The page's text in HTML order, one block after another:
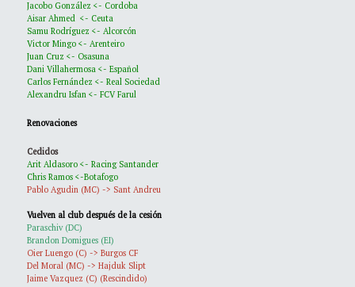
Jacobo González <- Cordoba
Aisar Ahmed <- Ceuta
Samu Rodríguez <- Alcorcón
Victor Mingo <- Arenteiro
Juan Cruz <- Osasuna
Dani Villahermosa <- Español
Carlos Fernández <- Real Sociedad
Alexandru Isfan <- FCV Farul
Renovaciones
Cedidos
Arit Aldasoro <- Racing Santander
Chris Ramos <-Botafogo
Pablo Agudin (MC) -> Sant Andreu
Vuelven al club después de la cesión
Paraschiv (DC)
Brandon Domigues (EI)
Oier Luengo (C) -> Burgos CF
Del Moral (MC) -> Hajduk Slipt
Jaime Vazquez (C) (Rescindido)